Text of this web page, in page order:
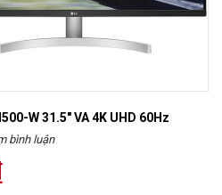
W 31.5" VA 4K UHD 60Hz
bình luận